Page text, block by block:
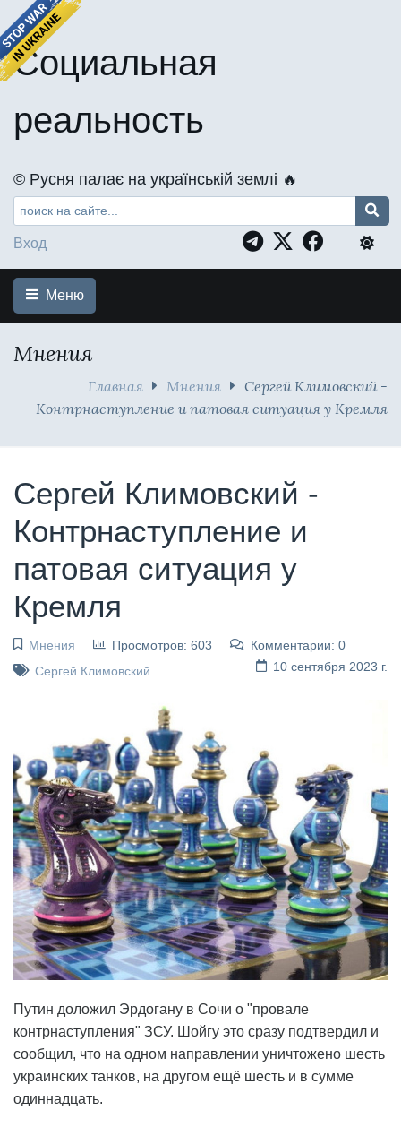
Социальная
реальность
©️ Русня палає на українській землі 🔥
Вход
Меню
Мнения
Главная Мнения
Сергей Климовский -
Контрнаступление и патовая ситуация у Кремля
Сергей Климовский -
Контрнаступление и
патовая ситуация у
Кремля
Мнения Просмотров: 603
Комментарии: 0
10 сентября 2023 г.
Сергей Климовский
Путин доложил Эрдогану в Сочи о "провале
контрнаступления" ЗСУ. Шойгу это сразу подтвердил и
сообщил, что на одном направлении уничтожено шесть
украинских танков, на другом ещё шесть и в сумме
одиннадцать.